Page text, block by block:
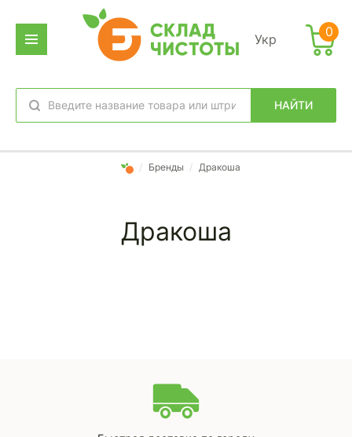
Укр
НАЙТИ
избранное вход
0
/ Бренды / Дракоша
Дракоша